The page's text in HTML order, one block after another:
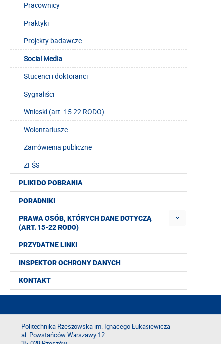
Pracownicy
Praktyki
Projekty badawcze
Social Media
Studenci i doktoranci
Sygnaliści
Wnioski (art. 15-22 RODO)
Wolontariusze
Zamówienia publiczne
ZFŚS
PLIKI DO POBRANIA
PORADNIKI
PRAWA OSÓB, KTÓRYCH DANE DOTYCZĄ
(ART. 15-22 RODO)
PRZYDATNE LINKI
INSPEKTOR OCHRONY DANYCH
KONTAKT
Politechnika Rzeszowska im. Ignacego Łukasiewicza
al. Powstańców Warszawy 12